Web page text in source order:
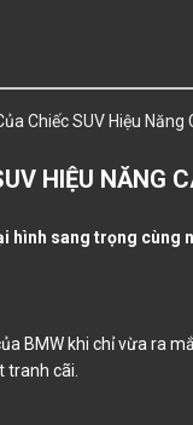
Chiếc SUV Hiệu Năng
HIỆU NĂNG
hình sang trọng cùng
BMW khi chỉ vừa ra
tranh cãi.